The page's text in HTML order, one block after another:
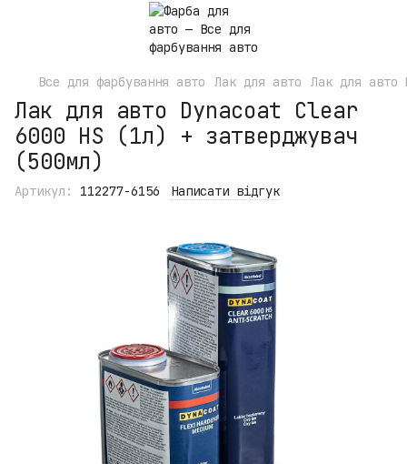
Все для фарбування авто Лак для авто Лак для авто
Лак для авто Dynacoat Clear
6000 HS (1л) + затверджувач
(500мл)
Артикул: 112277-6156 Написати відгук